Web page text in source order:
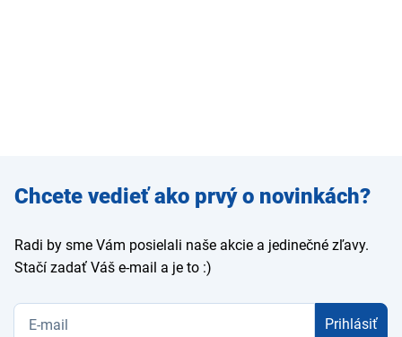
Zadajte
e-mail
Chcete vedieť ako prvý o novinkách?
Radi by sme Vám posielali naše akcie a jedinečné zľavy.
Stačí zadať Váš e-mail a je to :)
Prihlásiť